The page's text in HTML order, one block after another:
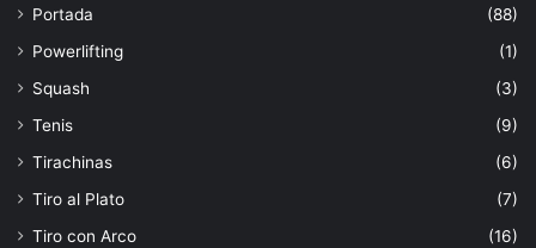
Portada
(88)
Powerlifting
(1)
Squash
(3)
Tenis
(9)
Tirachinas
(6)
Tiro al Plato
(7)
Tiro con Arco
(16)